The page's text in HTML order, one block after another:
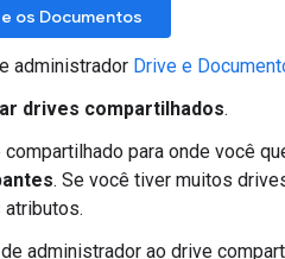
os Documentos
administrador Drive e
drives compartilhados.
para onde você
. Se você tiver muitos
atributos.
administrador ao drive